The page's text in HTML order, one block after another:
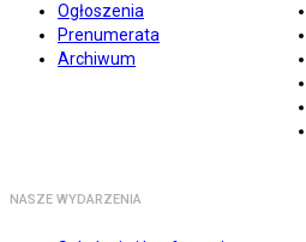
Ogłoszenia
Prenumerata
Archiwum
NASZE WYDARZENIA